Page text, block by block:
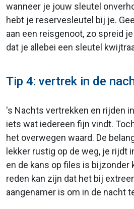
wanneer je jouw sleutel
hebt je reservesleutel bij je.
aan een reisgenoot, zo spreid
dat je allebei een sleutel
Tip 4: vertrek in de
's Nachts vertrekken en rijden
iets wat iedereen fijn vindt.
het overwegen waard. De
lekker rustig op de weg, je rijdt
en de kans op files is bijzonder
reden kan zijn dat het bij
aangenamer is om in de nacht